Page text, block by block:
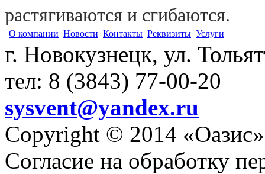
растягиваются и сгибаются.
О компании Новости Контакты Реквизиты Услуги
г. Новокузнецк, ул.
тел: 8 (3843) 77-00-20
sysvent@yandex.ru
Copyright © 2014 «Оазис»
Согласие на обработку